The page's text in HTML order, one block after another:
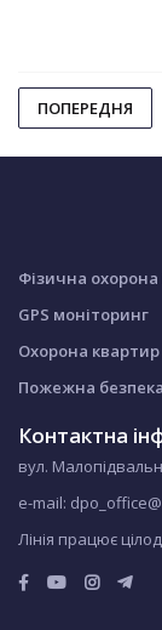
ПОПЕРЕДНЯ
Фізична охорона
GPS моніторинг
Охорона квартир
Пожежна безпека
Контактна
вул.
e-mail:
Лінія працює